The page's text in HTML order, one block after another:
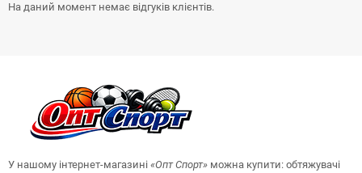
На даний момент немає відгуків клієнтів.
У нашому інтернет-магазині «ОптСпорт» можна купити: обтяжувачі